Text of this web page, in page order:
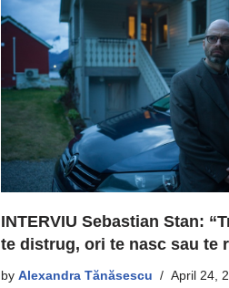
INTERVIU Sebastian Stan:
te distrug, ori te nasc sau te
by Alexandra Tănăsescu April 24,